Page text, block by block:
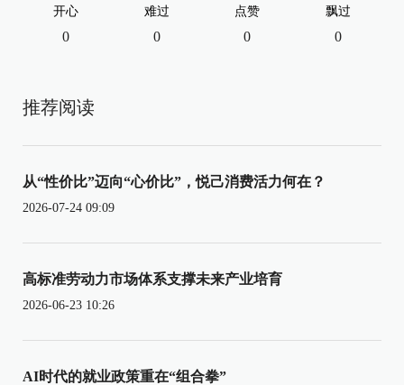
开心
0
难过
0
点赞
0
飘过
0
推荐阅读
从“性价比”迈向“心价比”，悦己消费活力何在？
2026-07-24 09:09
高标准劳动力市场体系支撑未来产业培育
2026-06-23 10:26
AI时代的就业政策重在“组合拳”